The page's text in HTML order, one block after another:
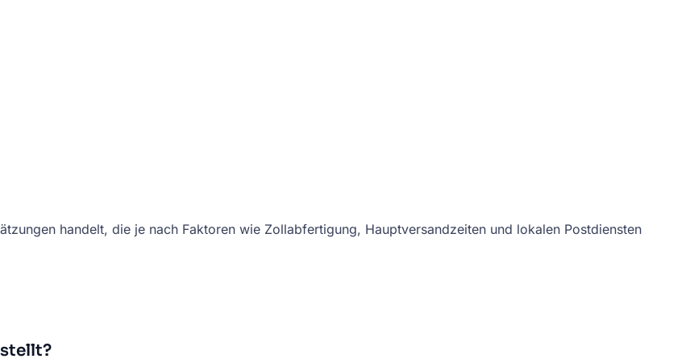
handelt, die je nach Faktoren wie Zollabfertigung, Hauptversandzeiten und lokalen Postdiensten